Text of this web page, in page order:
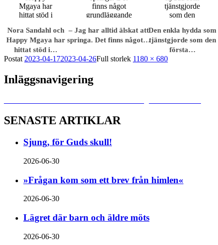
Nora Sandahl och
Happy Mgaya har
hittat stöd i…
– Jag har alltid älskat att
springa. Det finns något…
Den enkla hydda som
tjänstgjorde som den
första…
Postat 2023-04-172023-04-26Full storlek 1180 × 680
Inläggsnavigering
SENASTE ARTIKLAR
Sjung, för Guds skull!
2026-06-30
»Frågan kom som ett brev från himlen«
2026-06-30
Lägret där barn och äldre möts
2026-06-30